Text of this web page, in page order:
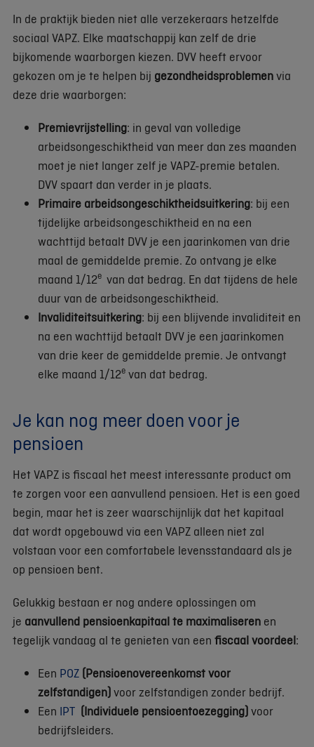
In de praktijk bieden niet alle verzekeraars hetzelfde
sociaal VAPZ. Elke maatschappij kan zelf de drie
bijkomende waarborgen kiezen. DVV heeft ervoor
gekozen om je te helpen bij gezondheidsproblemenvia
deze drie waarborgen:
Premievrijstelling: in geval van volledige
arbeidsongeschiktheid van meer dan zes maanden
moet je niet langer zelf je VAPZ-premie betalen.
DVV spaart dan verder in je plaats.
Primaire arbeidsongeschiktheidsuitkering: bij een
tijdelijke arbeidsongeschiktheid en na een
wachttijd betaalt DVV je een jaarinkomen van drie
maal de gemiddelde premie. Zo ontvang je elke
maand 1/12e van dat bedrag. En dat tijdens de hele
duur van de arbeidsongeschiktheid.
Invaliditeitsuitkering: bij een blijvende invaliditeit en
na een wachttijd betaalt DVV je een jaarinkomen
van drie keer de gemiddelde premie. Je ontvangt
elke maand 1/12e van dat bedrag.
Je kan nog meer doen voor je
pensioen
Het VAPZ is fiscaal het meest interessante product om
te zorgen voor een aanvullend pensioen. Het is een goed
begin, maar het is zeer waarschijnlijk dat het kapitaal
dat wordt opgebouwd via een VAPZ alleen niet zal
volstaan voor een comfortabele levensstandaard als je
op pensioen bent.
Gelukkig bestaan er nog andere oplossingen om
je aanvullend pensioenkapitaal te maximaliseren en
tegelijk vandaag al te genieten van een fiscaal voordeel:
Een POZ (Pensioenovereenkomst voor
zelfstandigen)voor zelfstandigen zonder bedrijf.
Een IPT (Individuele pensioentoezegging)voor
bedrijfsleiders.